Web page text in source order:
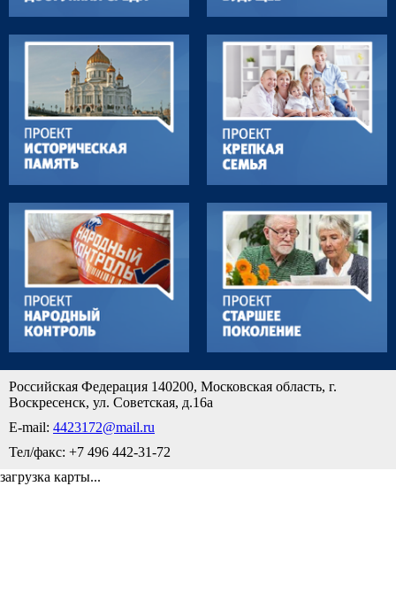
Российская Федерация 140200, Московская область, г.
Воскресенск, ул. Советская, д.16а
E-mail: 4423172@mail.ru
Тел/факс: +7 496 442-31-72
загрузка карты...